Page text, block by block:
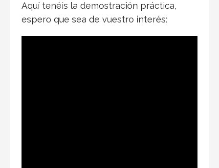
Aquí tenéis la demostración práctica,
espero que sea de vuestro interés: